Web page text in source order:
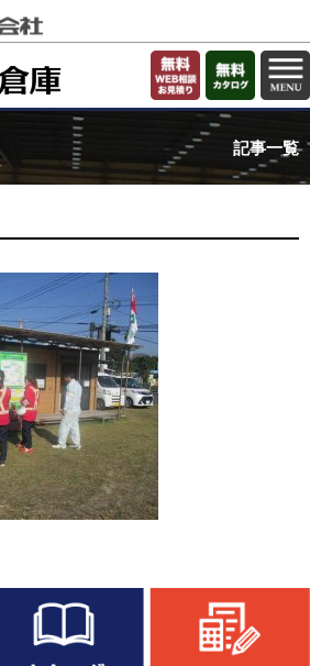
記事一覧